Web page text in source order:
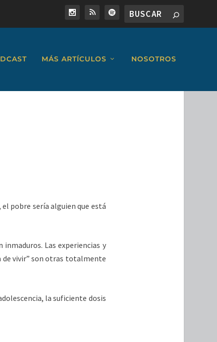
MÁS ARTÍCULOS NOSOTROS
pobre sería alguien que está
Las experiencias y
de vivir” son otras totalmente
la suficiente dosis